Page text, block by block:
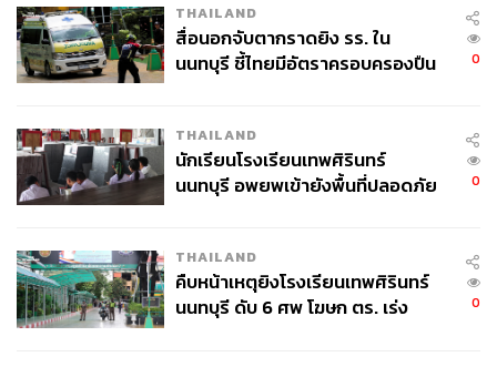
สมุดวชิรญาณ ก็จะมีภาพที่เกี่ยวกับวังหน้า
“นอกจากนี้แล้วก็จะมีเอกสารชุดอื่นๆ เช่น เอกสารชุดของกอง
การสำนักหอจดหมายเหตุแห่งชาติกล่าวถึงชุดเอกสา
รสำคัญๆ ที่ทีมนักจดหมายเหตุสืบค้น เพื่อนำมาเป็นส่วนหนึ่ง
ของนิทรรศการที่เพิ่งเปิดตัวไปเมื่อสุดสัปดาห์ที่ผ่านมา
THAILAND
สื่อนอกจับตากราดยิง รร. ใน
นนทบุรี ชี้ไทยมีอัตราครอบครองปืน
0
THAILAND
นักเรียนโรงเรียนเทพศิรินทร์
นนทบุรี อพยพเข้ายังพื้นที่ปลอดภัย
0
THAILAND
คืบหน้าเหตุยิงโรงเรียนเทพศิรินทร์
นนทบุรี ดับ 6 ศพ โฆษก ตร. เร่ง
0